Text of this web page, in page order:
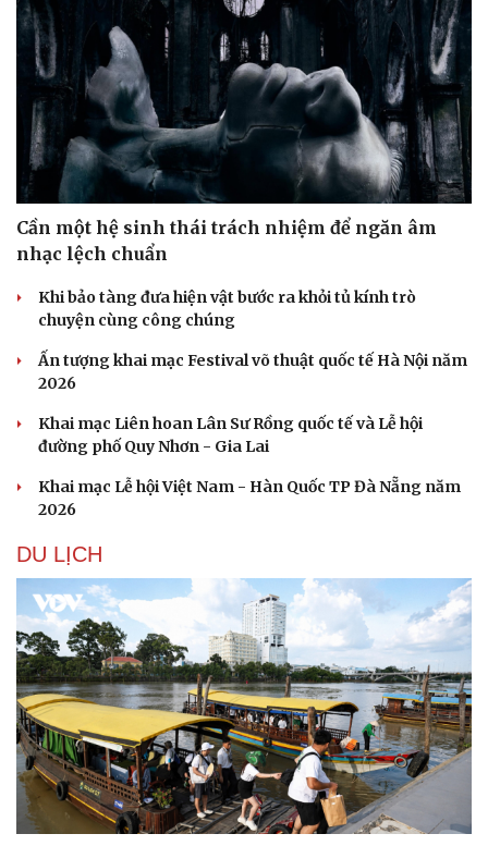
Sức khỏe
Dinh dưỡng - món ngon
Cây thuốc
Nhi khoa
Nam khoa
Phòng mạch online
Ăn sạch sống khỏe
Đời sống
Nhà đẹp
Tình yêu - Gia đình
Cần một hệ sinh thái trách nhiệm để ngăn âm
nhạc lệch chuẩn
Khi bảo tàng đưa hiện vật bước ra khỏi tủ kính trò
chuyện cùng công chúng
Ấn tượng khai mạc Festival võ thuật quốc tế Hà Nội năm
2026
Khai mạc Liên hoan Lân Sư Rồng quốc tế và Lễ hội
đường phố Quy Nhơn - Gia Lai
Khai mạc Lễ hội Việt Nam - Hàn Quốc TP Đà Nẵng năm
2026
DU LỊCH